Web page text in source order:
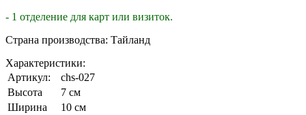
- 1 отделение для карт или визиток.
Страна производства: Тайланд
Характеристики:
Артикул:
chs-027
Высота
7 см
Ширина
10 см